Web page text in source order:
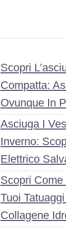
Scopri
Compatta:
Ovunque In
Asciuga I
Inverno:
Elettrico
Scopri
Tuoi
Collagene